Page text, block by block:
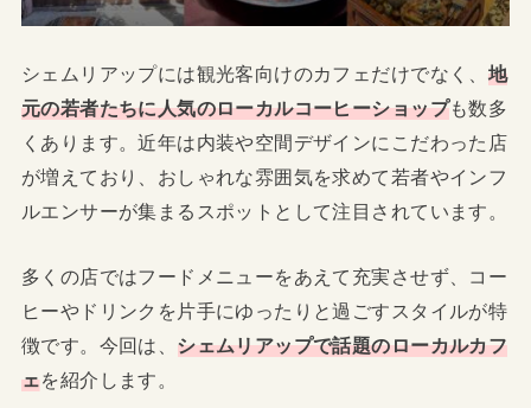
シェムリアップには観光客向けのカフェだけでなく、 地
元の若者たちに人気のローカルコーヒーショップも数多
くあります。近年は内装や空間デザインにこだわった店
が増えており、おしゃれな雰囲気を求めて若者やインフ
ルエンサーが集まるスポットとして注目されています。
多くの店ではフードメニューをあえて充実させず、コー
ヒーやドリンクを片手にゆったりと過ごすスタイルが特
徴です。今回は、 シェムリアップで話題のローカルカフ
ェを紹介します。